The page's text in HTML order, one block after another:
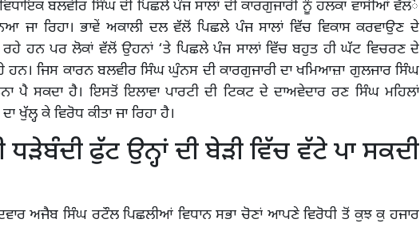
ਬਲਵੀਰ ਸਿੰਘ ਦੀ ਪਿਛਲੇ ਪੰਜ ਸਾਲਾਂ ਦੀ ਕਾਰਗੁਜਾਰੀ ਨੂੰ ਹਲਕਾ ਵਾਸੀਆਂ ਵੱਲਂੋ
ਜਾ ਰਿਹਾ। ਭਾਵੇਂ ਅਕਾਲੀ ਦਲ ਵੱਲੋਂ ਪਿਛਲੇ ਪੰਜ ਸਾਲਾਂ ਵਿੱਚ ਵਿਕਾਸ ਕਰਵਾਉਣ ਦੇ
ਰਹੇ ਹਨ ਪਰ ਲੋਕਾਂ ਵੱਲੋਂ ਉਹਨਾਂ ‘ਤੇ ਪਿਛਲੇ ਪੰਜ ਸਾਲਾਂ ਵਿੱਚ ਬਹੁਤ ਹੀ ਘੱਟ ਵਿਚਰਣ ਦੇ
ਹਨ। ਜਿਸ ਕਾਰਨ ਬਲਵੀਰ ਸਿੰਘ ਘੁੰਨਸ ਦੀ ਕਾਰਗੁਜਾਰੀ ਦਾ ਖਮਿਆਜ਼ਾ ਗੁਲਜਾਰ ਸਿੰਘ
ਪੈ ਸਕਦਾ ਹੈ। ਇਸਤੋਂ ਇਲਾਵਾ ਪਾਰਟੀ ਦੀ ਟਿਕਟ ਦੇ ਦਾਅਵੇਦਾਰ ਰਣ ਸਿੰਘ ਮਹਿਲਾਂ
ਖੁੱਲ੍ਹ ਕੇ ਵਿਰੋਧ ਕੀਤਾ ਜਾ ਰਿਹਾ ਹੈ।
ਧੜੇਬੰਦੀ ਫੁੱਟ ਉਨ੍ਹਾਂ ਦੀ ਬੇੜੀ ਵਿੱਚ ਵੱਟੇ ਪਾ ਸਕਦੀ
ਅਜੈਬ ਸਿੰਘ ਰਟੌਲ ਪਿਛਲੀਆਂ ਵਿਧਾਨ ਸਭਾ ਚੋਣਾਂ ਆਪਣੇ ਵਿਰੋਧੀ ਤੋਂ ਕੁਝ ਕੁ ਹਜਾਰ